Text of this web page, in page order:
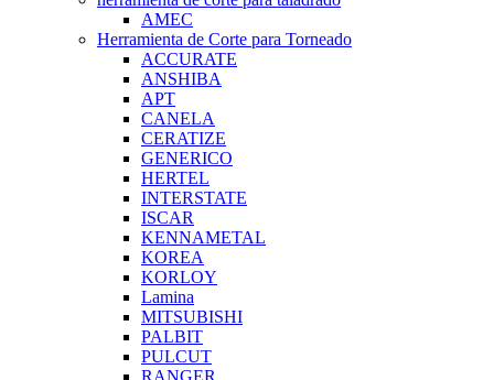
AMEC
Herramienta de Corte para Torneado
ACCURATE
ANSHIBA
APT
CANELA
CERATIZE
GENERICO
HERTEL
INTERSTATE
ISCAR
KENNAMETAL
KOREA
KORLOY
Lamina
MITSUBISHI
PALBIT
PULCUT
RANGER